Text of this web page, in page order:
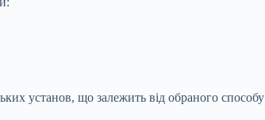
установ, що залежить від обраного